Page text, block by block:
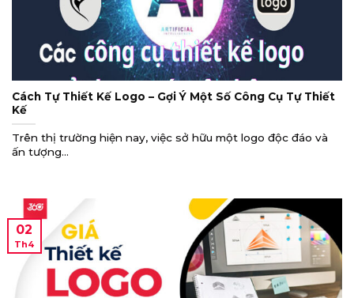
Cách Tự Thiết Kế Logo – Gợi Ý Một Số Công Cụ Tự Thiết
Kế
Trên thị trường hiện nay, việc sở hữu một logo độc đáo và
ấn tượng...
02
Th4